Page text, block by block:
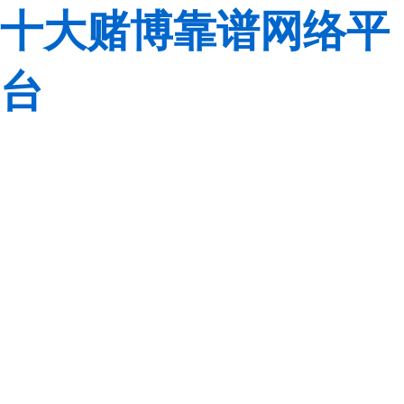
十大赌博靠谱网络平
台